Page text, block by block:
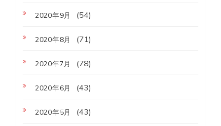
2020年9月 (54)
2020年8月 (71)
2020年7月 (78)
2020年6月 (43)
2020年5月 (43)